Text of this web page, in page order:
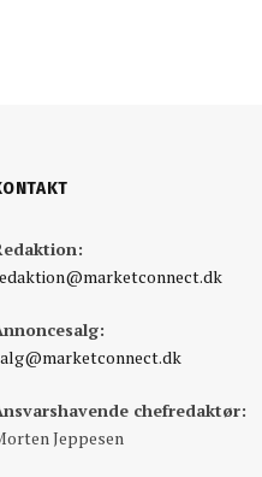
chefredaktør:
Jeppesen